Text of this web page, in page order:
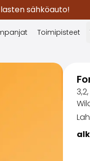
sähköauto!
Toimipisteet